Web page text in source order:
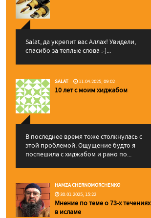
Salat, да укрепит вас Аллаx! Увидели,
спасибо за теплые слова :-)...
SALAT 11.04.2025, 09:02
10 лет с моим хиджабом
В последнее время тоже столкнулась с
этой проблемой. Ощущение будто я
поспешила с хиджабом и рано по...
HAMZA CHERNOMORCHENKO
30.01.2025, 15:22
Мнение по теме о 73-х течениях
в исламе